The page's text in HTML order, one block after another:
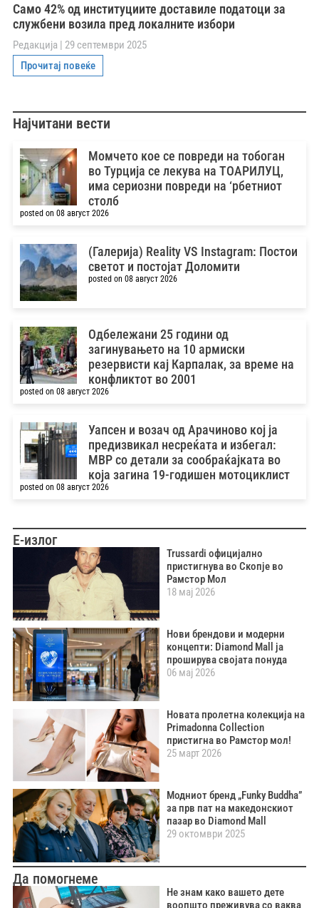
Само 42% од институциите доставиле податоци за
службени возила пред локалните избори
Редакција
29 септември 2025
Прочитај повеќе
Најчитани вести
Момчето кое се повреди на тобоган
во Турција се лекува на ТОАРИЛУЦ,
има сериозни повреди на ‘рбетниот
столб
posted on 08 август 2026
(Галерија) Reality VS Instagram: Постои
светот и постојат Доломити
posted on 08 август 2026
Одбележани 25 години од
загинувањето на 10 армиски
резервисти кај Карпалак, за време на
конфликтот во 2001
posted on 08 август 2026
Уапсен и возач од Арачиново кој ја
предизвикал несреќата и избегал:
МВР со детали за сообраќајката во
која загина 19-годишен мотоциклист
posted on 08 август 2026
Е-излог
Trussardi официјално
пристигнува во Скопје во
Рамстор Мол
18 мај 2026
Нови брендови и модерни
концепти: Diamond Mall ја
проширува својата понуда
06 мај 2026
Новата пролетна колекција на
Primadonna Collection
пристигна во Рамстор мол!
25 март 2026
Модниот бренд „Funky Buddha”
за прв пат на македонскиот
пазар во Diamond Mall
29 октомври 2025
Да помогнеме
Не знам како вашето дете
воопшто преживува со ваква